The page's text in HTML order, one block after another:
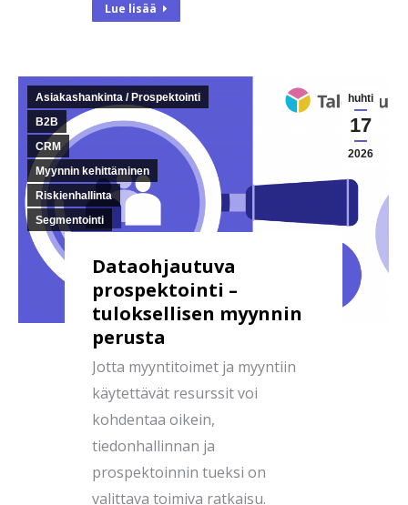
Lue lisää
huhti
17
2026
Asiakashankinta / Prospektointi
B2B
CRM
Myynnin kehittäminen
Riskienhallinta
Segmentointi
Dataohjautuva
prospektointi –
tuloksellisen myynnin
perusta
Jotta myyntitoimet ja myyntiin
käytettävät resurssit voi
kohdentaa oikein,
tiedonhallinnan ja
prospektoinnin tueksi on
valittava toimiva ratkaisu.